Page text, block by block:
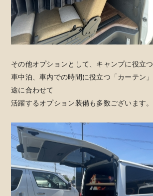
その他オプションとして、キャンプに役立つ
車中泊、車内での時間に役立つ「カーテン
途に合わせて
活躍するオプション装備も多数ございます。